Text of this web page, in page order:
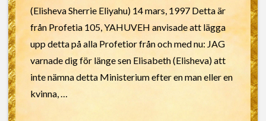
(Elisheva Sherrie Eliyahu) 14 mars, 1997 Detta är
från Profetia 105, YAHUVEH anvisade att lägga
upp detta på alla Profetior från och med nu: JAG
varnade dig för länge sen Elisabeth (Elisheva) att
inte nämna detta Ministerium efter en man eller en
kvinna, …